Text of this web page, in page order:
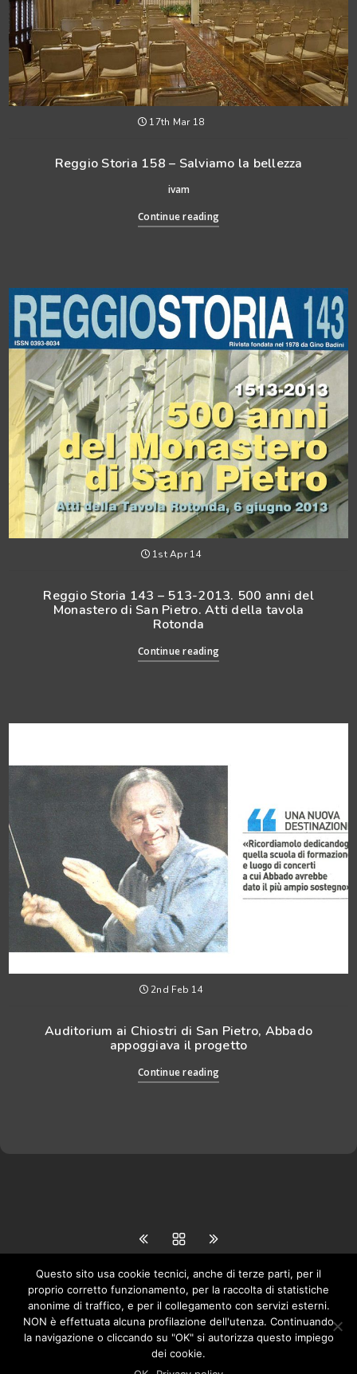
17th Mar 18
Reggio Storia 158 – Salviamo la bellezza
ivam
Continue reading
1st Apr 14
Reggio Storia 143 – 513-2013. 500 anni del
Monastero di San Pietro. Atti della tavola
Rotonda
Continue reading
2nd Feb 14
Auditorium ai Chiostri di San Pietro, Abbado
appoggiava il progetto
Continue reading
Studio Manenti Valli
via Farini 5, 42121 Reggio Emilia
tel. 0522.451192 fax 0522.455035
Questo sito usa cookie tecnici, anche di terze parti, per il
proprio corretto funzionamento, per la raccolta di statistiche
anonime di traffico, e per il collegamento con servizi esterni.
NON è effettuata alcuna profilazione dell'utenza. Continuando
la navigazione o cliccando su "OK" si autorizza questo impiego
dei cookie.